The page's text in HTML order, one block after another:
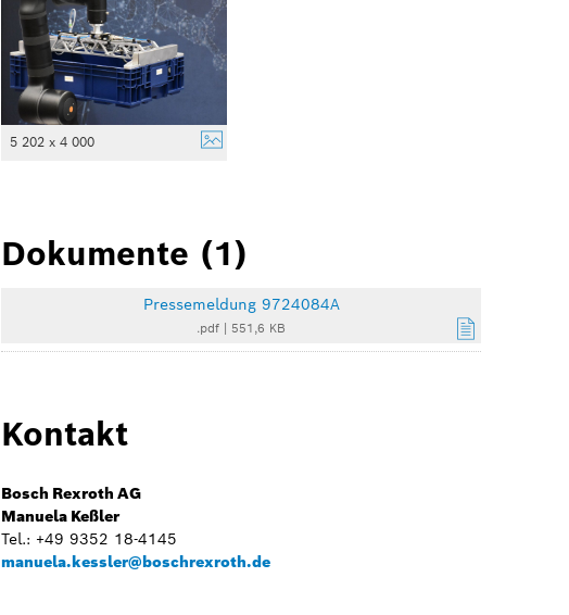
5 202 x 4 000
Dokumente (1)
Pressemeldung 9724084A
.pdf |551,6 KB
Kontakt
Bosch Rexroth AG
Manuela Keßler
Tel.: +49 9352 18-4145
manuela.kessler@boschrexroth.de